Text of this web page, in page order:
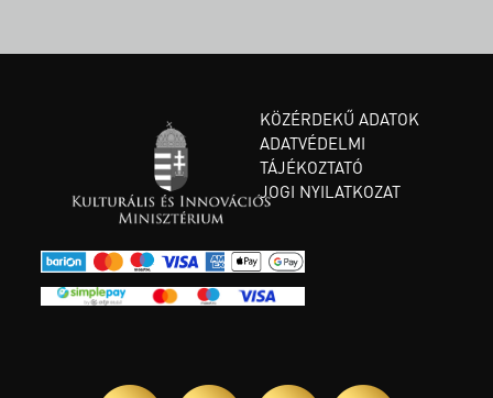
KÖZÉRDEKŰ ADATOK
ADATVÉDELMI
TÁJÉKOZTATÓ
JOGI NYILATKOZAT